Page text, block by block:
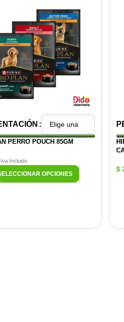
PERRO POUCH 85GM
Iva Incluido
OPCIONES
$